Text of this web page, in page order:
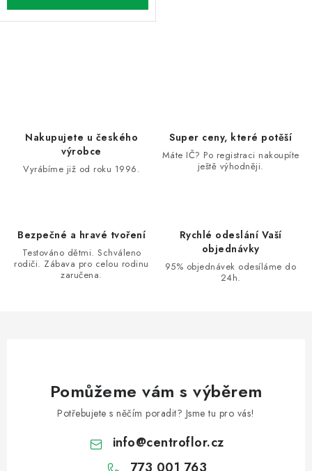
k
Nakupujete u českého
výrobce
Vyrábíme již od roku 1996.
Super ceny, které potěší
Máte IČ? Po registraci nakoupíte
ještě výhodněji.
Bezpečné a hravé tvoření
Testováno dětmi. Schváleno
rodiči. Zábava pro celou rodinu
zaručena.
Rychlé odeslání Vaší
objednávky
95% objednávek odesíláme do
24h.
Pomůžeme vám s výběrem
Potřebujete s něčím poradit? Jsme tu pro vás!
info@centroflor.cz
773 001 763